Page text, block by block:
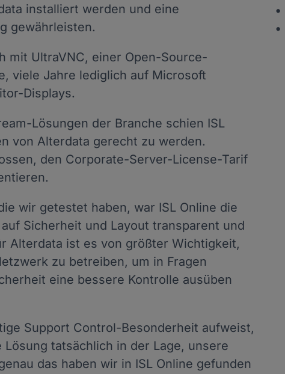
installiert werden und eine
gewährleisten.
mit UltraVNC, einer Open-Source-
viele Jahre lediglich auf Microsoft
Displays.
Lösungen der Branche schien ISL
von Alterdata gerecht zu werden.
den Corporate-Server-License-Tarif
wir getestet haben, war ISL Online die
Sicherheit und Layout transparent und
Alterdata ist es von größter Wichtigkeit,
zu betreiben, um in Fragen
eine bessere Kontrolle ausüben
Support Control-Besonderheit aufweist,
tatsächlich in der Lage, unsere
das haben wir in ISL Online gefunden